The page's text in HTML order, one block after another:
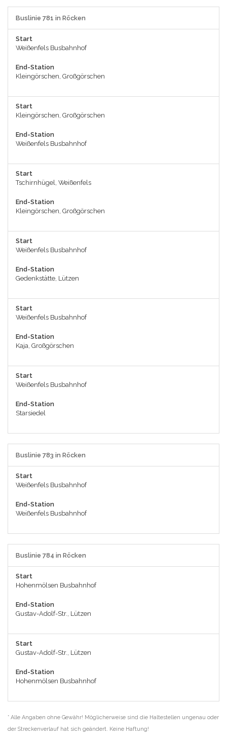
Buslinie 781 in Röcken
Start
Weißenfels Busbahnhof
End-Station
Kleingörschen, Großgörschen
Start
Kleingörschen, Großgörschen
End-Station
Weißenfels Busbahnhof
Start
Tschirnhügel, Weißenfels
End-Station
Kleingörschen, Großgörschen
Start
Weißenfels Busbahnhof
End-Station
Gedenkstätte, Lützen
Start
Weißenfels Busbahnhof
End-Station
Kaja, Großgörschen
Start
Weißenfels Busbahnhof
End-Station
Starsiedel
Buslinie 783 in Röcken
Start
Weißenfels Busbahnhof
End-Station
Weißenfels Busbahnhof
Buslinie 784 in Röcken
Start
Hohenmölsen Busbahnhof
End-Station
Gustav-Adolf-Str., Lützen
Start
Gustav-Adolf-Str., Lützen
End-Station
Hohenmölsen Busbahnhof
* Alle Angaben ohne Gewähr! Möglicherweise sind die Haltestellen ungenau oder
der Streckenverlauf hat sich geändert. Keine Haftung!